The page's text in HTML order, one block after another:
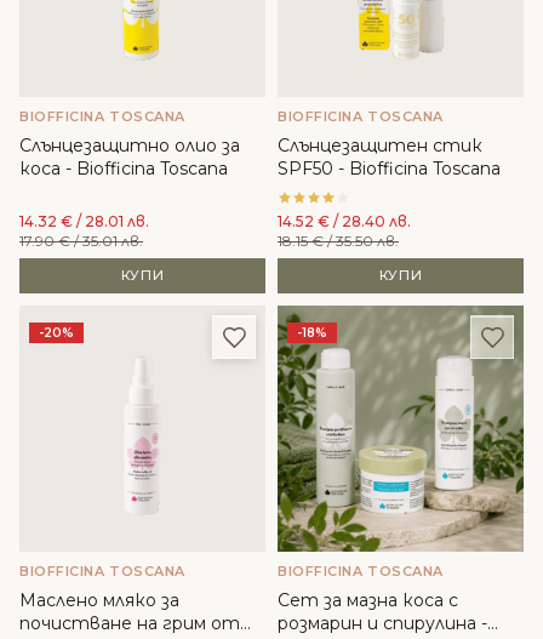
BIOFFICINA TOSCANA
Слънцезащитно олио за
коса - Biofficina Toscаna
14.32 € / 28.01 лв.
17.90€/ 35.01 лв.
КУПИ
BIOFFICINA TOSCANA
Слънцезащитен стик
SPF50 - Biofficina Toscаna
14.52 € / 28.40 лв.
18.15€/ 35.50 лв.
КУПИ
-20% Добави в любими
BIOFFICINA TOSCANA
Маслено мляко за
почистване на грим от
-18%
BIOFFICINA TOSCANA
Сет за мазна коса с
розмарин и спирулина -